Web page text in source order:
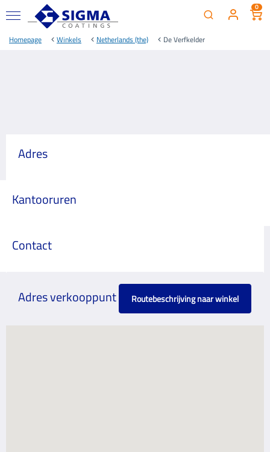
0
Homepage Winkels Netherlands (the) De Verfkelder
Adres
Kantooruren
Contact
Adres verkooppunt Routebeschrijving naar winkel